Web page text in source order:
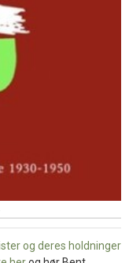
og deres holdninger